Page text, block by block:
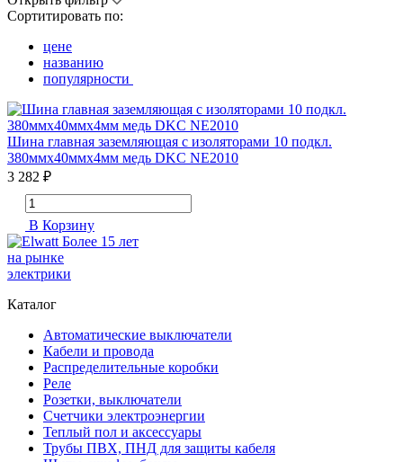
Сортитировать по:
цене
названию
популярности
Шина главная заземляющая с изоляторами 10 подкл.
380ммх40ммх4мм медь DKC NE2010
3 282 ₽
В Корзину
Более 15 лет
на рынке
электрики
Каталог
Автоматические выключатели
Кабели и провода
Распределительные коробки
Реле
Розетки, выключатели
Счетчики электроэнергии
Теплый пол и аксессуары
Трубы ПВХ, ПНД для защиты кабеля